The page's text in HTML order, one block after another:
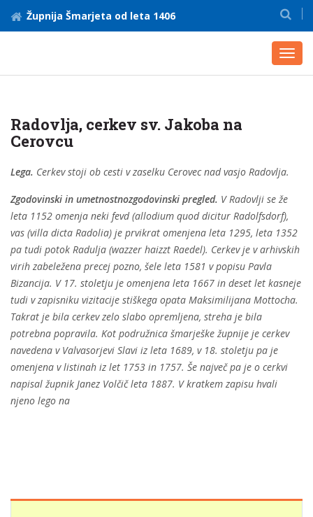
Župnija Šmarjeta od leta 1406
Radovlja, cerkev sv. Jakoba na
Cerovcu
Lega. Cerkev stoji ob cesti v zaselku Cerovec nad vasjo Radovlja.
Zgodovinski in umetnostnozgodovinski pregled. V Radovlji se že
leta 1152 omenja neki fevd (allodium quod dicitur Radolfsdorf),
vas (villa dicta Radolia) je prvikrat omenjena leta 1295, leta 1352
pa tudi potok Radulja (wazzer haizzt Raedel). Cerkev je v arhivskih
virih zabeležena precej pozno, šele leta 1581 v popisu Pavla
Bizancija. V 17. stoletju je omenjena leta 1667 in deset let kasneje
tudi v zapisniku vizitacije stiškega opata Maksimilijana Mottocha.
Takrat je bila cerkev zelo slabo opremljena, streha je bila
potrebna popravila. Kot podružnica šmarješke župnije je cerkev
navedena v Valvasorjevi Slavi iz leta 1689, v 18. stoletju pa je
omenjena v listinah iz let 1753 in 1757. Še največ pa je o cerkvi
napisal župnik Janez Volčič leta 1887. V kratkem zapisu hvali
njeno lego na